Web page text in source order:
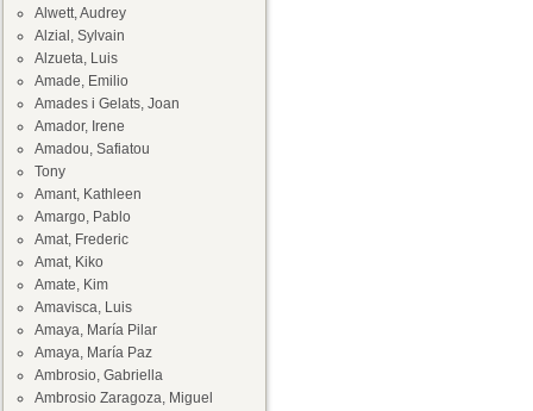
Alwett, Audrey
Alzial, Sylvain
Alzueta, Luis
Amade, Emilio
Amades i Gelats, Joan
Amador, Irene
Amadou, Safiatou
Tony
Amant, Kathleen
Amargo, Pablo
Amat, Frederic
Amat, Kiko
Amate, Kim
Amavisca, Luis
Amaya, María Pilar
Amaya, María Paz
Ambrosio, Gabriella
Ambrosio Zaragoza, Miguel